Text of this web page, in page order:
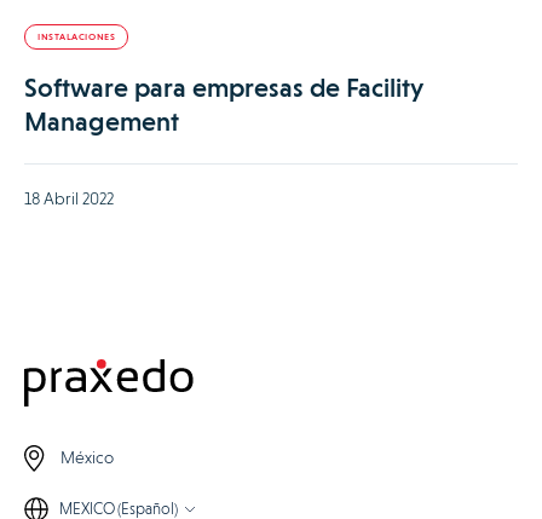
INSTALACIONES
Software para empresas de Facility
Management
18 Abril 2022
México
MEXICO (Español)